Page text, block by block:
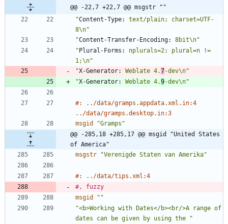
@@ -22,7 +22,7 @@ msgstr ""
"Content-Type:
text/plain; charset=UTF-
8\n"
"Content-Transfer-Encoding:
8bit\n"
" Plural-Forms:
nplurals=2; plural=n !=
1;\n"
"X-Generator: Weblate 4.7-dev\n"
"X-Generator: Weblate 4.9-dev\n"
#: ../data/gramps.appdata.xml.in:4
../data/gramps.desktop.in:3
msgid
"Gramps"
@@ -285,18 +285,17 @@ msgid "United States
of America"
msgstr
"Verenigde Staten van Amerika"
#: ../data/tips.xml:4
#, fuzzy
msgid
""
"<b>Working with Dates</b><br/>A range of
dates can be given by using the "